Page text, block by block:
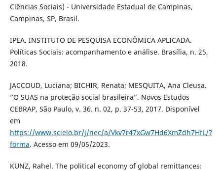
Ciências Sociais) - Universidade Estadual de Campinas,
Campinas, SP, Brasil.
IPEA. INSTITUTO DE PESQUISA ECONÔMICA APLICADA.
Políticas Sociais: acompanhamento e análise. Brasília, n. 25,
2018.
JACCOUD, Luciana; BICHIR, Renata; MESQUITA, Ana Cleusa.
“O SUAS na proteção social brasileira”. Novos Estudos
CEBRAP, São Paulo, v. 36. n. 02, p. 37-53, 2017. Disponível
em
https://www.scielo.br/j/nec/a/Vkv7r47xGw7Hd6XmZdh7HfL/?
forma. Acesso em 09/05/2023.
KUNZ, Rahel. The political economy of global remittances: